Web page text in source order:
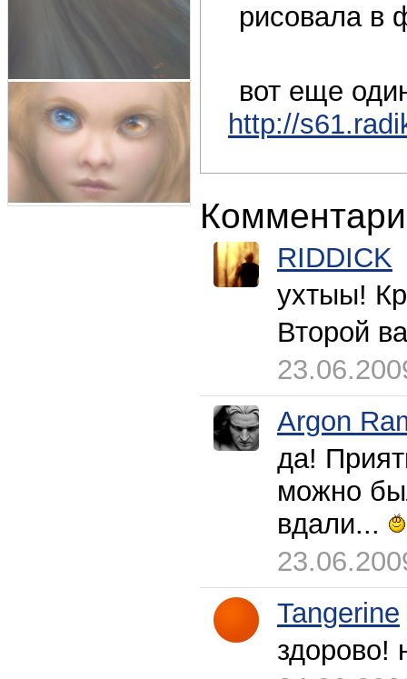
рисовала в
вот еще
http://
RIDDICK
ухтыы!
Второй
Argon
да!
можно
вдали...
Tangerine
здорово!